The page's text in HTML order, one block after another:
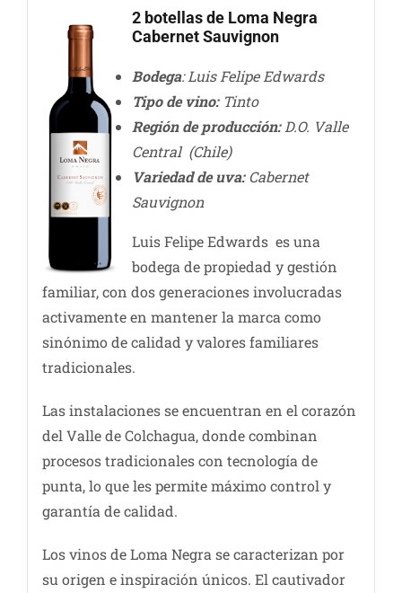
2 botellas de Loma Negra
Cabernet Sauvignon
Bodega: Luis Felipe Edwards
Tipo de vino:Tinto
Región de producción:D.O. Valle
Central (Chile)
Variedad de uva:Cabernet
Sauvignon
Luis Felipe Edwards es una
bodega de propiedad y gestión
familiar, con dos generaciones involucradas
activamente en mantener la marca como
sinónimo de calidad y valores familiares
tradicionales.
Las instalaciones se encuentran en el corazón
del Valle de Colchagua, donde combinan
procesos tradicionales con tecnología de
punta, lo que les permite máximo control y
garantía de calidad.
Los vinos de Loma Negra se caracterizan por
su origen e inspiración únicos. El cautivador